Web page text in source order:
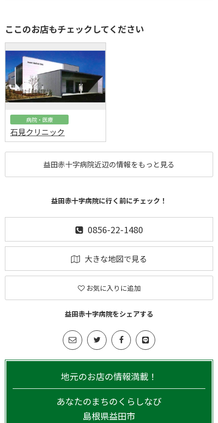
ここのお店もチェックしてください
病院・医療
石見クリニック
益田赤十字病院近辺の情報をもっと見る
益田赤十字病院に行く前にチェック！
0856-22-1480
大きな地図で見る
お気に入りに追加
益田赤十字病院をシェアする
地元のお店の情報満載！
あなたのまちのくらしなび
島根県益田市